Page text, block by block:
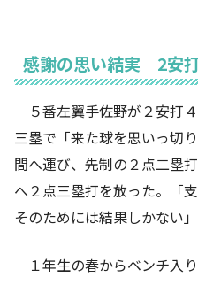
感謝の思い結実 2安
５番左翼手佐野が２安打
三塁で「来た球を思いっ切
間へ運び、先制の２点二塁
へ２点三塁打を放った。「
そのためには結果しかない
１年生の春からベンチ入